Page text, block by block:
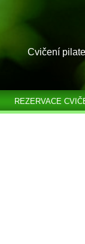
Cvičení
REZERVACE